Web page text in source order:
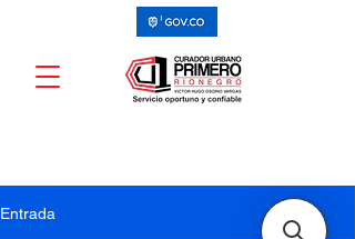
Entrada